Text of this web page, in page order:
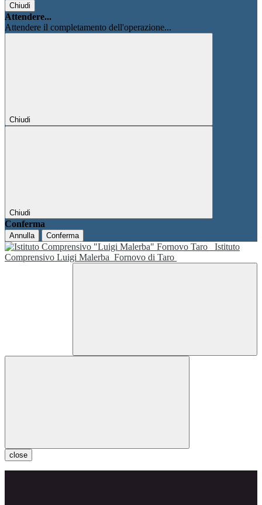
Chiudi
Attendere...
Attendere il completamento dell'operazione...
Chiudi
Chiudi
Conferma
Annulla Conferma
Istituto
Comprensivo Luigi Malerba Fornovo di Taro
close